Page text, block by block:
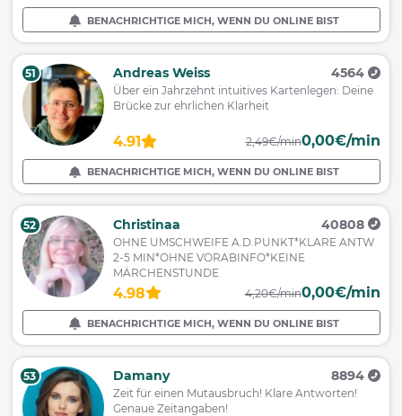
BENACHRICHTIGE MICH, WENN DU ONLINE BIST
51 Andreas Weiss 4564
Über ein Jahrzehnt intuitives Kartenlegen: Deine
Brücke zur ehrlichen Klarheit
4.91 2,49€/min0,00€/min
BENACHRICHTIGE MICH, WENN DU ONLINE BIST
52 Christinaa 40808
OHNE UMSCHWEIFE A.D.PUNKT*KLARE ANTW
2-5 MIN*OHNE VORABINFO*KEINE
MÄRCHENSTUNDE
4.98 4,20€/min0,00€/min
BENACHRICHTIGE MICH, WENN DU ONLINE BIST
53 Damany 8894
Zeit für einen Mutausbruch! Klare Antworten!
Genaue Zeitangaben!